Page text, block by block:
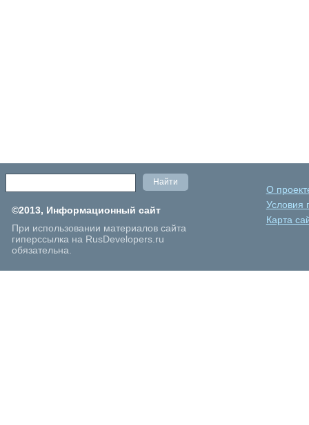
©2013, Информационный сайт
При использовании материалов сайта
гиперссылка на RusDevelopers.ru
обязательна.
О
Условия
Карта